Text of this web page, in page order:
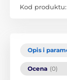
Kod produktu:
Opis i
Ocena (0)